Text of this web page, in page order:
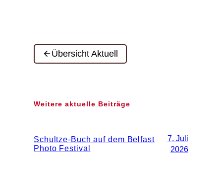
Übersicht Aktuell
Weitere aktuelle Beiträge
Schultze-Buch auf dem Belfast
Photo Festival
7. Juli
2026